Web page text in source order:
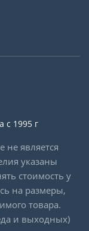
с 1995 г
является
указаны
стоимость у
на размеры,
товара.
и выходных)